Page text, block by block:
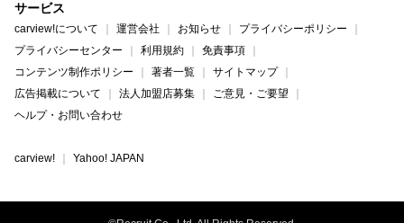
サービス
carview!について 運営会社 お知らせ
プライバシーポリシー
プライバシーセンター
利用規約
免責事項
コンテンツ制作ポリシー
著者一覧
サイトマップ
広告掲載について
法人加盟店募集
ご意見・ご要望
ヘルプ・お問い合わせ
carview! Yahoo! JAPAN